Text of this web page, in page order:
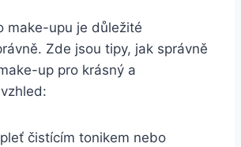
make-upu je důležité
Zde jsou ⁢tipy, jak správně
up pro⁢ krásný ‍a
čistícím​ tonikem ‌nebo​